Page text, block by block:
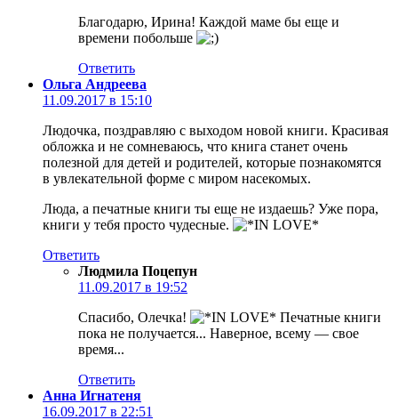
Благодарю, Ирина! Каждой маме бы еще и
времени побольше
Ответить
Ольга Андреева
11.09.2017 в 15:10
Людочка, поздравляю с выходом новой книги. Красивая
обложка и не сомневаюсь, что книга станет очень
полезной для детей и родителей, которые познакомятся
в увлекательной форме с миром насекомых.
Люда, а печатные книги ты еще не издаешь? Уже пора,
книги у тебя просто чудесные.
Ответить
Людмила Поцепун
11.09.2017 в 19:52
Спасибо, Олечка!
Печатные книги
пока не получается... Наверное, всему — свое
время...
Ответить
Анна Игнатеня
16.09.2017 в 22:51